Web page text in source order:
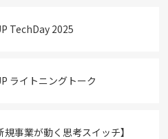
TechDay 2025
ライトニングトーク
事業が動く思考スイッチ】